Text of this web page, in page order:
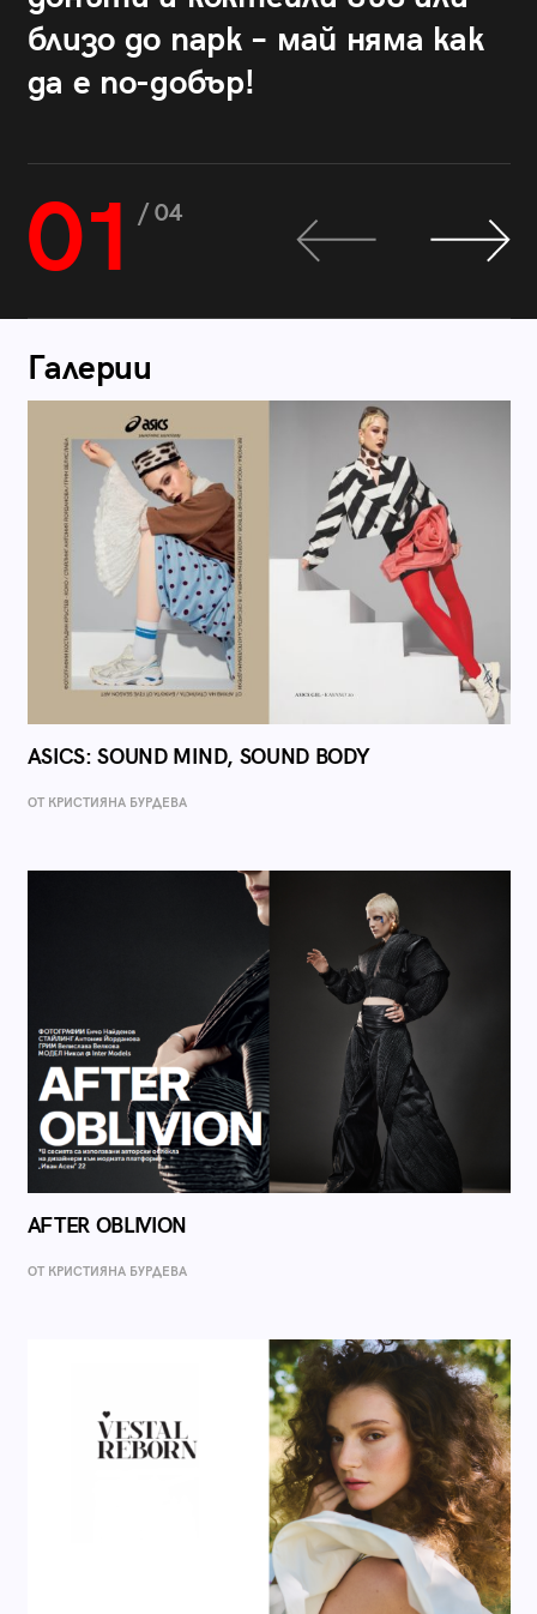
близо до парк – май няма как
да е по-добър!
01 / 04
Галерии
ASICS: SOUND MIND, SOUND BODY
ОТ КРИСТИЯНА БУРДЕВА
AFTER OBLIVION
ОТ КРИСТИЯНА БУРДЕВА